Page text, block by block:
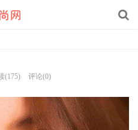
(175) 评论(0)